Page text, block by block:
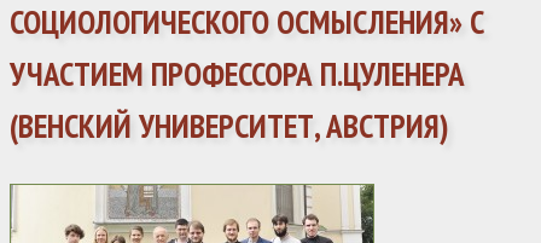
СОЦИОЛОГИЧЕСКОГО ОСМЫСЛЕНИЯ» С
УЧАСТИЕМ ПРОФЕССОРА П.ЦУЛЕНЕРА
(ВЕНСКИЙ УНИВЕРСИТЕТ, АВСТРИЯ)